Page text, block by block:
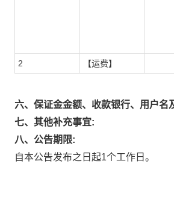
2 【运费】
六、保证金金额、收款银行、用户名
七、其他补充事宜:
八、公告期限:
自本公告发布之日起1个工作日。